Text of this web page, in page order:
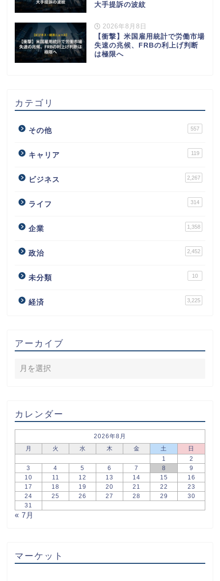
大手提訴の波紋
2026年8月8日
【衝撃】米国雇用統計で労働市場
失速の兆候、FRBの利上げ判断
は極限へ
カテゴリ
その他 557
キャリア 119
ビジネス 2,267
ライフ 314
企業 1,358
政治 2,452
未分類 10
経済 3,225
アーカイブ
カレンダー
2026年8月
月
火 水 木 金 土
日
1
2
3
4 5 6 7 8
9
10
11 12 13 14 15
16
17
18 19 20 21 22
23
24
25 26 27 28 29
30
31
« 7月
マーケット